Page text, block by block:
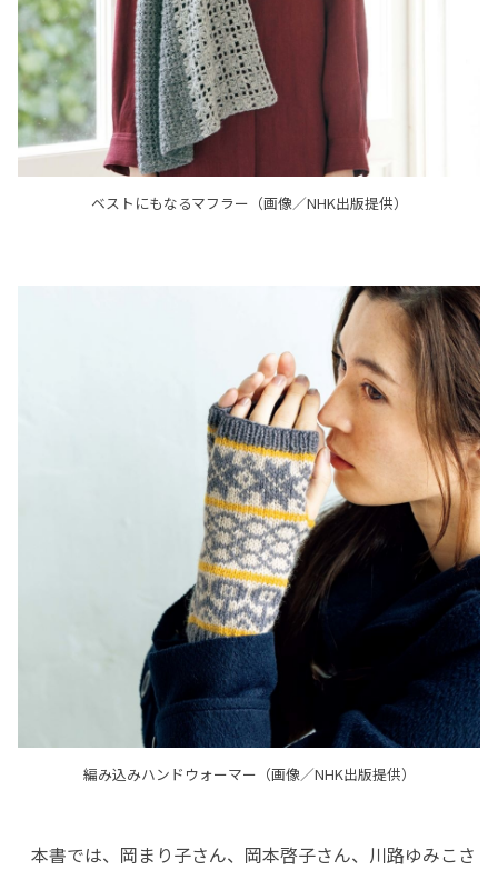
ベストにもなるマフラー（画像／NHK出版提供）
編み込みハンドウォーマー（画像／NHK出版提供）
本書では、岡まり子さん、岡本啓子さん、川路ゆみこさ